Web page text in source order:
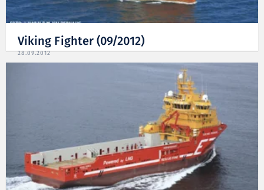
Viking Fighter (09/2012)
28.09.2012